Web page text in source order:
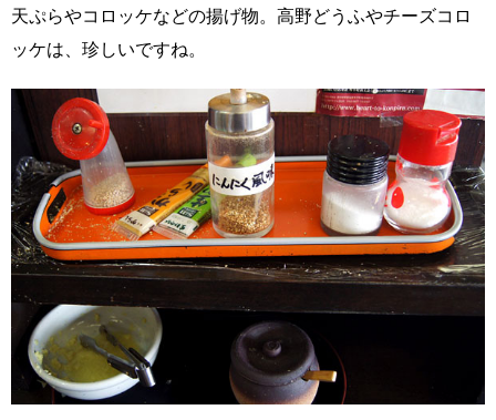
天ぷらやコロッケなどの揚げ物。高野どうふやチーズコロ
ッケは、珍しいですね。